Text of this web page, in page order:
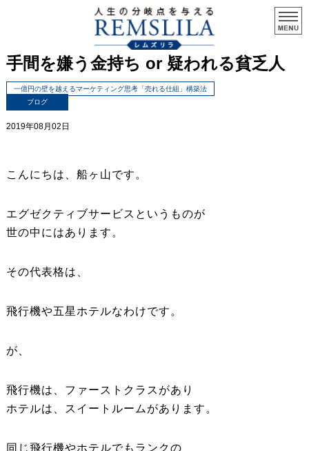
手間を嫌う金持ち or 疑われる貧乏人
一億円の壁を越えるマーケティング思考「売れる仕組」構築法
ブログ
2019年08月02日
こんにちは、船ヶ山です。
エグゼクティブサービスというものが
世の中にはあります。
その代表格は、
飛行機や五星ホテルなわけです。
が、
飛行機は、ファーストクラスがあり
ホテルは、スイートルームがあります。
同じ飛行機やホテルでもランクの